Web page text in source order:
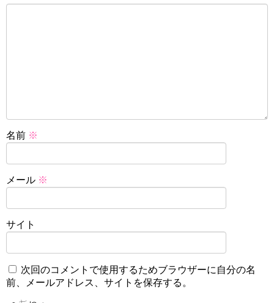
名前 ※
メール ※
サイト
次回のコメントで使用するためブラウザーに自分の名
前、メールアドレス、サイトを保存する。